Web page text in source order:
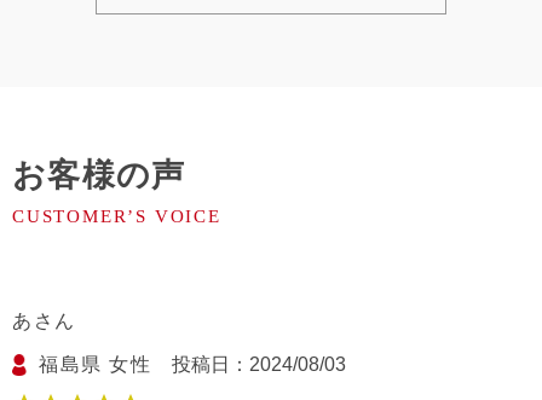
お客様の声
あ
福島県 女性 投稿日 2024/08/03